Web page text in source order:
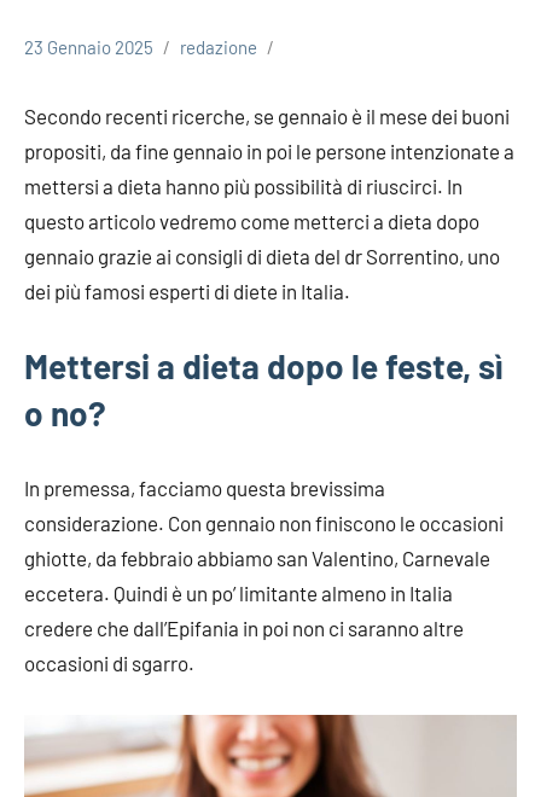
23 Gennaio 2025 redazione
Secondo recenti ricerche, se gennaio è il mese dei buoni
propositi, da fine gennaio in poi le persone intenzionate a
mettersi a dieta hanno più possibilità di riuscirci. In
questo articolo vedremo come metterci a dieta dopo
gennaio grazie ai consigli di dieta del dr Sorrentino, uno
dei più famosi esperti di diete in Italia.
Mettersi a dieta dopo le feste, sì
o no?
In premessa, facciamo questa brevissima
considerazione. Con gennaio non finiscono le occasioni
ghiotte, da febbraio abbiamo san Valentino, Carnevale
eccetera. Quindi è un po’ limitante almeno in Italia
credere che dall’Epifania in poi non ci saranno altre
occasioni di sgarro.